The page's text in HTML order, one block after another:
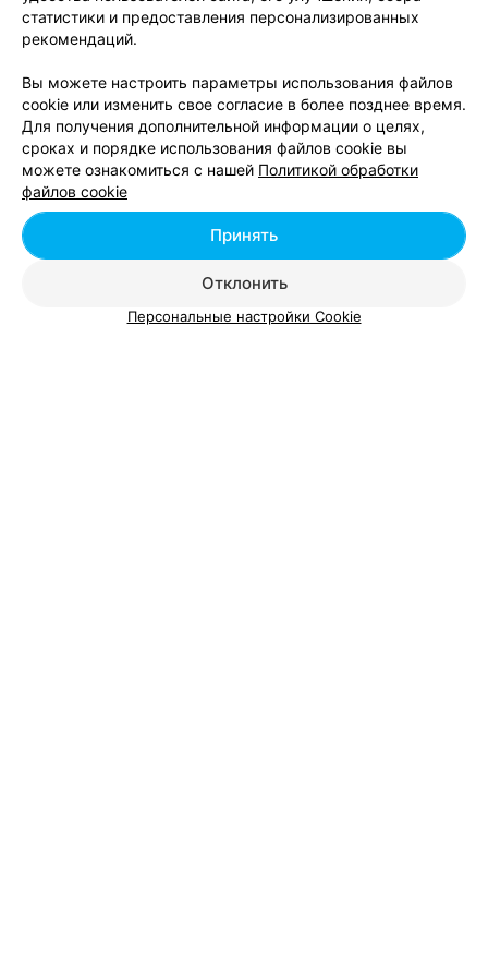
серьга системы Studex
System 75
Цена по запросу
Цена по запросу
статистики и предоставления персонализированных
рекомендаций.
Вы можете настроить параметры использования файлов
cookie или изменить свое согласие в более позднее время.
Для получения дополнительной информации о целях,
сроках и порядке использования файлов cookie вы
можете ознакомиться с нашей Политикой обработки
файлов cookie
Отклонить
Принять
Персональные настройки Cookie